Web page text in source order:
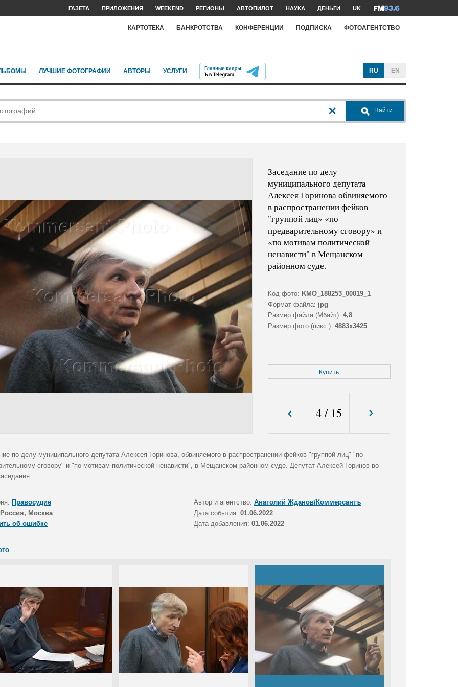
ГАЗЕТА ПРИЛОЖЕНИЯ WEEKEND РЕГИОНЫ АВТОПИЛОТ НАУКА ДЕНЬГИ UK
КАРТОТЕКА БАНКРОТСТВА КОНФЕРЕНЦИИ ПОДПИСКА ФОТОАГЕНТСТВО
ЛУЧШИЕ ФОТОГРАФИИ АВТОРЫ УСЛУГИ RU EN
Найти
Заседание по делу
муниципального депутата
Алексея Горинова обвиняемого
в распространении фейков
"группой лиц» «по
предварительному сговору» и
«по мотивам политической
ненависти" в Мещанском
районном суде.
Код фото: KMO_188253_00019_1
Формат файла: jpg
Размер файла (Мбайт): 4,8
Размер фото (пикс.): 4883x3425
Купить
4 / 15
по делу муниципального депутата Алексея Горинова, обвиняемого в распространении фейков "группой лиц" "по
сговору" и "по мотивам политической ненависти", в Мещанском районном суде. Депутат Алексей Горинов во
Правосудие Автор и агентство: Анатолий Жданов/Коммерсантъ
Россия, Москва Дата события: 01.06.2022
об ошибке
Дата добавления: 01.06.2022